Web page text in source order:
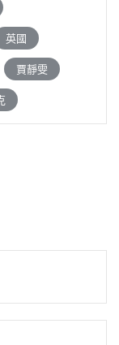
英國
賈靜雯